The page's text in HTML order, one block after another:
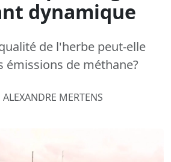
dynamique
de l'herbe peut-elle
émissions de méthane?
ALEXANDRE MERTENS